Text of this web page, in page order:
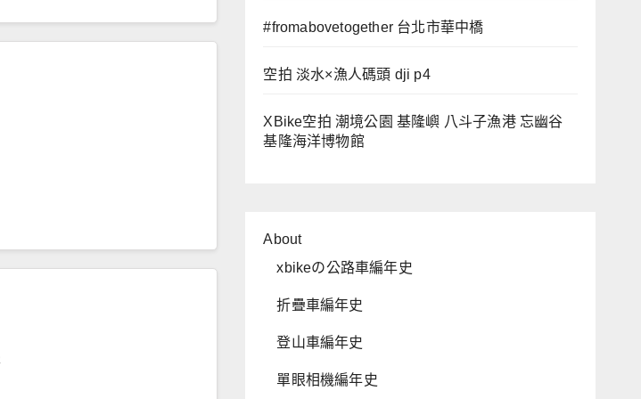
#fromabovetogether 台北市華中橋
空拍 淡水×漁人碼頭 dji p4
XBike空拍 潮境公園 基隆嶼 八斗子漁港 忘幽谷
基隆海洋博物館
About
xbikeの公路車編年史
折疊車編年史
登山車編年史
單眼相機編年史